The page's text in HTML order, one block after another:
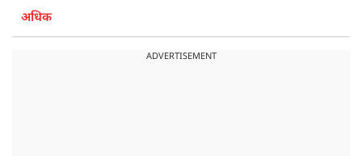
अधिक
ADVERTISEMENT